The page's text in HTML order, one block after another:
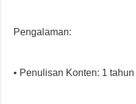
Pengalaman:
• Penulisan Konten: 1